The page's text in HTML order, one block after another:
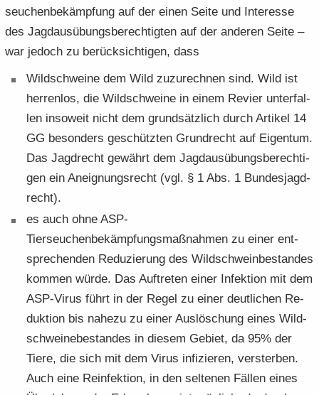
seu­chen­be­kämp­fung auf der einen Seite und In­ter­es­se
des Jagd­aus­übungs­be­rech­tig­ten auf der an­de­ren Seite –
war je­doch zu be­rück­sich­ti­gen, dass
Wild­schwei­ne dem Wild zu­zu­rech­nen sind. Wild ist
her­ren­los, die Wild­schwei­ne in einem Re­vier un­ter­fal­
len in­so­weit nicht dem grund­sätz­lich durch Ar­ti­kel 14
GG be­son­ders ge­schütz­ten Grund­recht auf Ei­gen­tum.
Das Jagd­recht ge­währt dem Jagd­aus­übungs­be­rech­ti­
gen ein An­eig­nungs­recht (vgl. § 1 Abs. 1 Bun­des­jagd­
recht).
es auch ohne ASP-​
Tierseuchenbekämpfungsmaßnahmen zu einer ent­
spre­chen­den Re­du­zie­rung des Wild­schwein­be­stan­des
kom­men würde. Das Auf­tre­ten einer In­fek­ti­on mit dem
ASP-​Virus führt in der Regel zu einer deut­li­chen Re­
duk­ti­on bis na­he­zu zu einer Aus­lö­schung eines Wild­
schwei­ne­be­stan­des in die­sem Ge­biet, da 95% der
Tiere, die sich mit dem Virus in­fi­zie­ren, verster­ben.
Auch eine Re­infek­ti­on, in den sel­te­nen Fäl­len eines